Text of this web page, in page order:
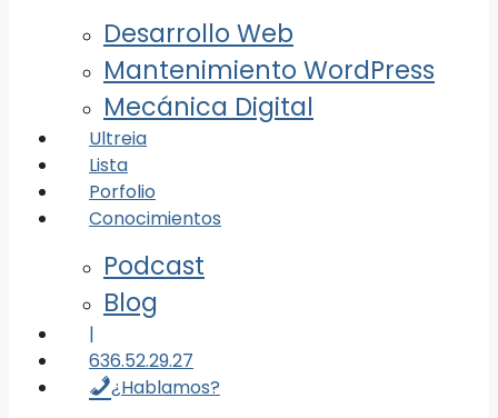
Desarrollo Web
Mantenimiento WordPress
Mecánica Digital
Ultreia
Lista
Porfolio
Conocimientos
Podcast
Blog
|
636.52.29.27
¿Hablamos?